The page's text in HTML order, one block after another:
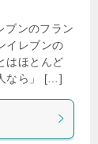
ンのフラン
イレブンの
はほとんど
なら」 […]